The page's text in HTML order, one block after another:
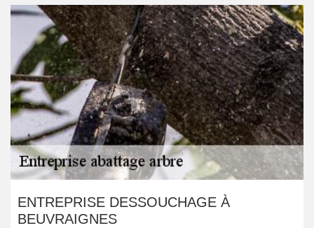
ENTREPRISE DESSOUCHAGE À
BEUVRAIGNES